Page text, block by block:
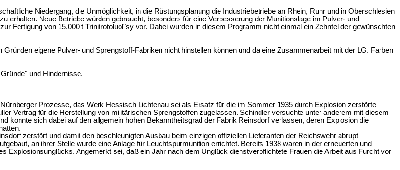
Niedergang, die Unmöglichkeit, in die Rüstungsplanung die Industriebetriebe an Rhein, Ruhr und in Oberschlesien
erhalten. Neue Betriebe würden gebraucht, besonders für eine Verbesserung der Munitionslage im Pulver- und
Fertigung von 15.000 t Trinitrotoluol"sy vor. Dabei wurden in diesem Programm nicht einmal ein Zehntel der gewünschten
eigene Pulver- und Sprengstoff-Fabriken nicht hinstellen können und da eine Zusammenarbeit mit der LG. Farben
und Hindernisse.
Prozesse, das Werk Hessisch Lichtenau sei als Ersatz für die im Sommer 1935 durch Explosion zerstörte
Vertrag für die Herstellung von militärischen Sprengstoffen zugelassen. Schindler versuchte unter anderem mit diesem
konnte sich dabei auf den allgemein hohen Bekanntheitsgrad der Fabrik Reinsdorf verlassen, deren Explosion die
zerstört und damit den beschleunigten Ausbau beim einzigen offiziellen Lieferanten der Reichswehr abrupt
an ihrer Stelle wurde eine Anlage für Leuchtspurmunition errichtet. Bereits 1938 waren in der erneuerten und
Explosionsunglücks. Angemerkt sei, daß ein Jahr nach dem Unglück dienstverpflichtete Frauen die Arbeit aus Furcht vor